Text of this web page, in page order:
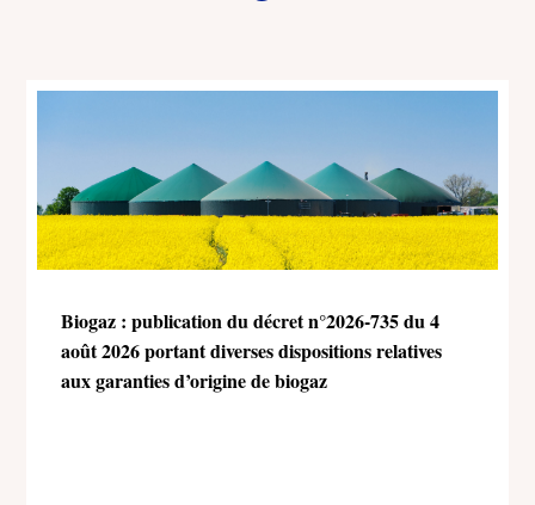
Biogaz : publication du décret n°2026-735 du 4
août 2026 portant diverses dispositions relatives
aux garanties d’origine de biogaz